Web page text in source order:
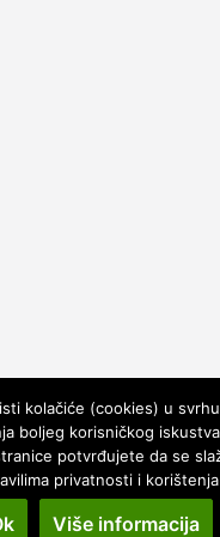
Kako Leciti. All rights
by ThemeGrill. Powered by
kolačiće (cookies) u
boljeg korisničkog
potvrđujete da se
privatnosti i
Više informacija